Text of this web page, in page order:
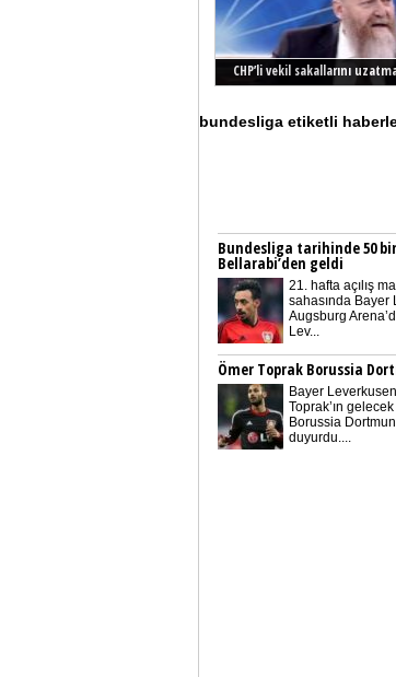
CHP’li vekil sakallarını
bundesliga etiketli
Bundesliga tarihinde 50
Bellarabi’den geldi
21. hafta açılış
sahasında Bayer
Augsburg
Lev...
Ömer Toprak Borussia
Bayer
Toprak’ın
Borussia
duyurdu....